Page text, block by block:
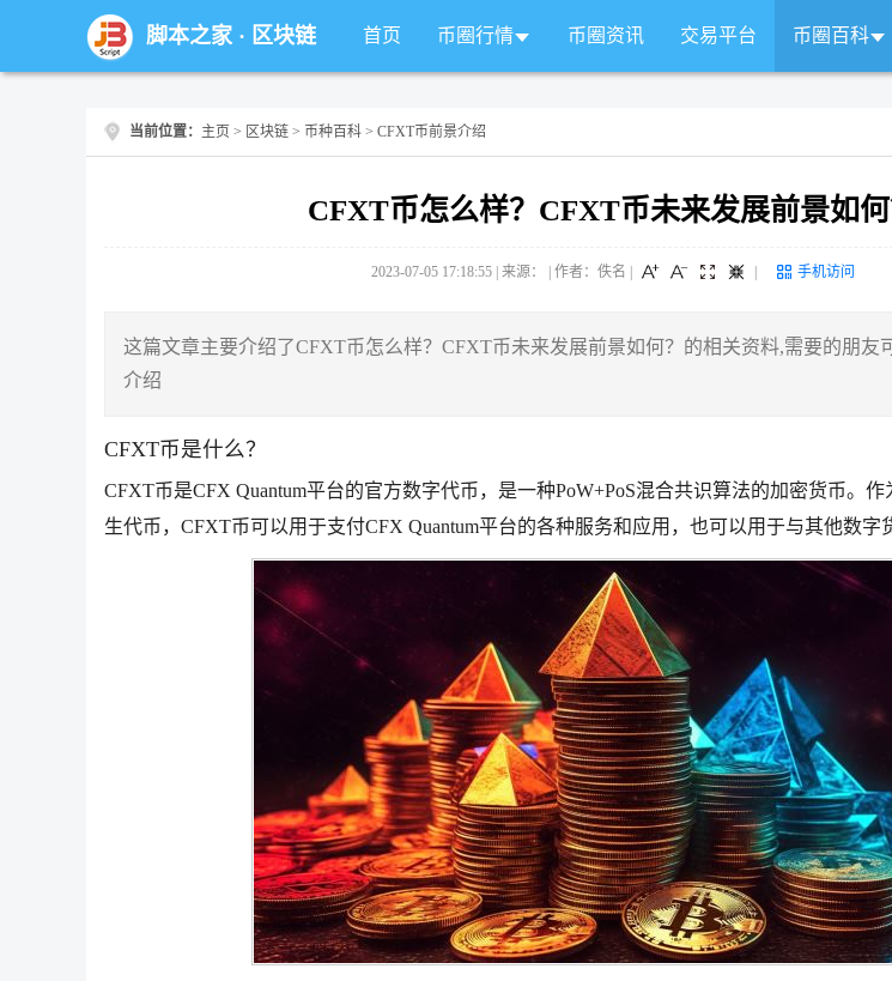
脚本之家· 区块链 首页 币圈行情 币圈资讯 交易平台 币圈百科
当前位置： 主页 > 区块链 > 币种百科 > CFXT币前景介绍
CFXT币怎么样？CFXT币未来发展前景如何
2023-07-05 17:18:55 | 来源： | 作者：佚名 手机访问
这篇文章主要介绍了CFXT币怎么样？CFXT币未来发展前景如何？的相关资料,需要的朋友
介绍
CFXT币是什么？
CFXT币是CFX Quantum平台的官方数字代币，是一种PoW+PoS混合共识算法的加密货币。作
生代币，CFXT币可以用于支付CFX Quantum平台的各种服务和应用，也可以用于与其他数字